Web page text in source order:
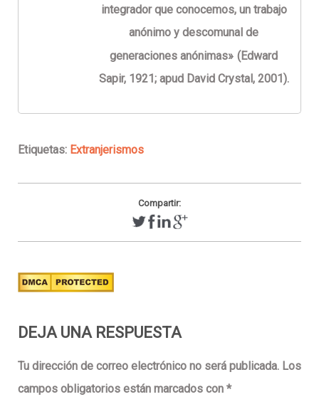
integrador que conocemos, un trabajo
anónimo y descomunal de
generaciones anónimas» (Edward
Sapir, 1921; apud David Crystal, 2001).
Etiquetas: Extranjerismos
Compartir:
DEJA UNA RESPUESTA
Tu dirección de correo electrónico no será publicada. Los
campos obligatorios están marcados con *